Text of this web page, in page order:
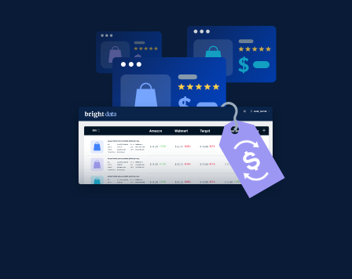
products by specific category URL
Title, Seller name, Brand, Description, Initial
price, Currency, Availability, Reviews count, and
2.1K+ 375+ Comece agora